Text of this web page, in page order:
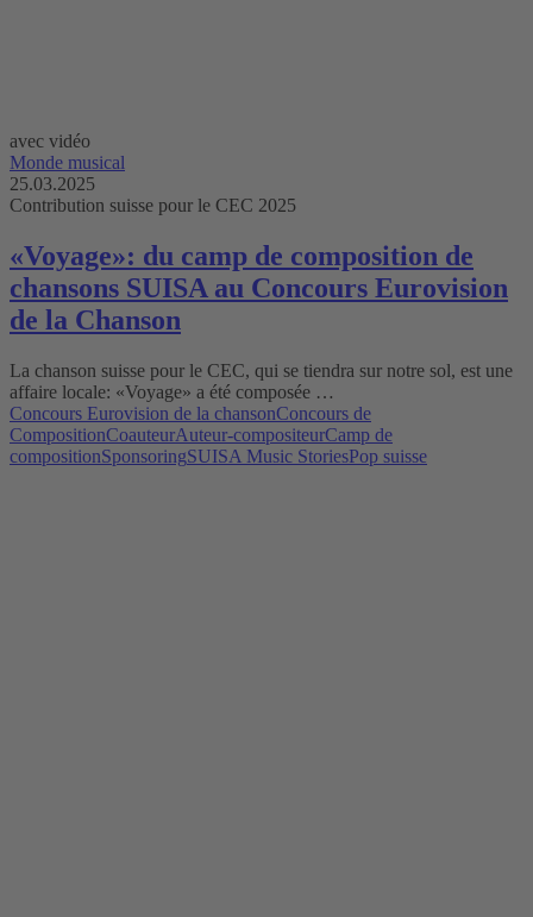
avec vidéo
Monde musical
25.03.2025
Contribution suisse pour le CEC 2025
«Voyage»: du camp de composition de
chansons SUISA au Concours Eurovision
de la Chanson
La chanson suisse pour le CEC, qui se tiendra sur notre sol, est une
affaire locale: «Voyage» a été composée …
Concours Eurovision de la chansonConcours de
CompositionCoauteurAuteur-compositeurCamp de
compositionSponsoringSUISA Music StoriesPop suisse